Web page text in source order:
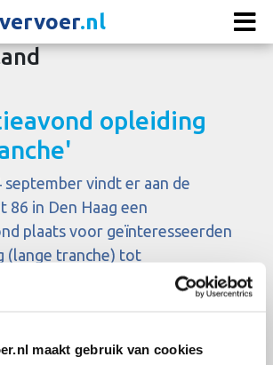
maakt gebruik van cookies
vervoer.nl
opleiding
september vindt er aan de
86 in Den Haag een
plaats voor geïnteresseerden
(lange tranche) tot
De avond start om
een presentatie. Daarna kun je in
is bedoeld om mensen die